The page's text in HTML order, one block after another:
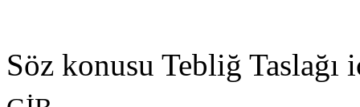
Söz konusu Tebliğ Taslağı